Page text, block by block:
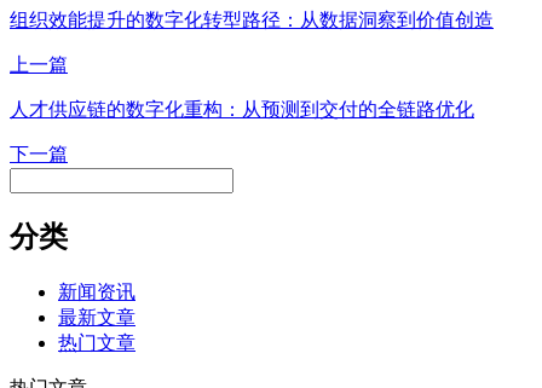
组织效能提升的数字化转型路径：从数据洞察到价值创造
上一篇
人才供应链的数字化重构：从预测到交付的全链路优化
下一篇
分类
新闻资讯
最新文章
热门文章